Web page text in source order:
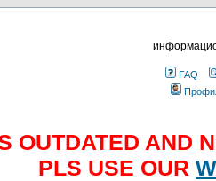
FAQ
OUTDATED AND
PLS USE OUR